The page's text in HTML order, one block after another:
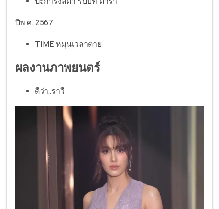
ปีพ.ศ. 2567
TIME หมุนเวลาตาย
ผลงานภาพยนตร์
ดีว่า..ราวี